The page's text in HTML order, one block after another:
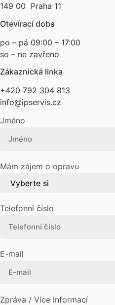
149 00 Praha 11
Otevírací doba
po – pá 09:00 – 17:00
so – ne zavřeno
Zákaznická linka
+420 792 304 813
info@ipservis.cz
Jméno
Mám zájem o opravu
Telefonní číslo
E-mail
Zpráva / Více informací